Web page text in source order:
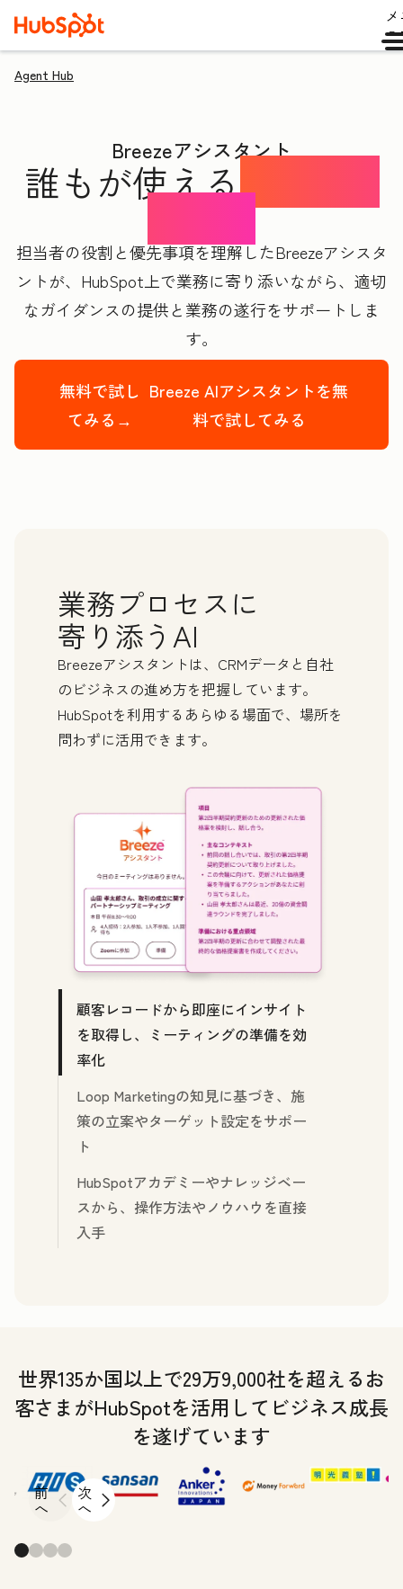
Agent Hub
Breezeアシスタント
誰もが使えるAIエキス
担当者の役割と優先事項を理解したBreezeアシスタ
ントが、HubSpot上で業務に寄り添いながら、適切
なガイダンスの提供と業務の遂行をサポートしま
す。
無料で試し
てみる→
Breeze AIアシスタントを無
料で試してみる
Phone Number*
Website URL*
We're committed to your privacy. HubSpot uses the information
you provide to us to contact you about our relevant content,
products, and services. You may unsubscribe from these
communications at any time. For more information, check out our
Privacy Policy.
業務プロセスに
寄り添うAI
Breezeアシスタントは、CRMデータと自社
のビジネスの進め方を把握しています。
HubSpotを利用するあらゆる場面で、場所を
問わずに活用できます。
顧客レコードから即座にインサイト
を取得し、ミーティングの準備を効
率化
Loop Marketingの知見に基づき、施
策の立案やターゲット設定をサポー
ト
HubSpotアカデミーやナレッジベー
スから、操作方法やノウハウを直接
入手
世界135か国以上で29万9,000社を超えるお
客さまがHubSpotを活用してビジネス成長
を遂げています
前
へ
次
へ